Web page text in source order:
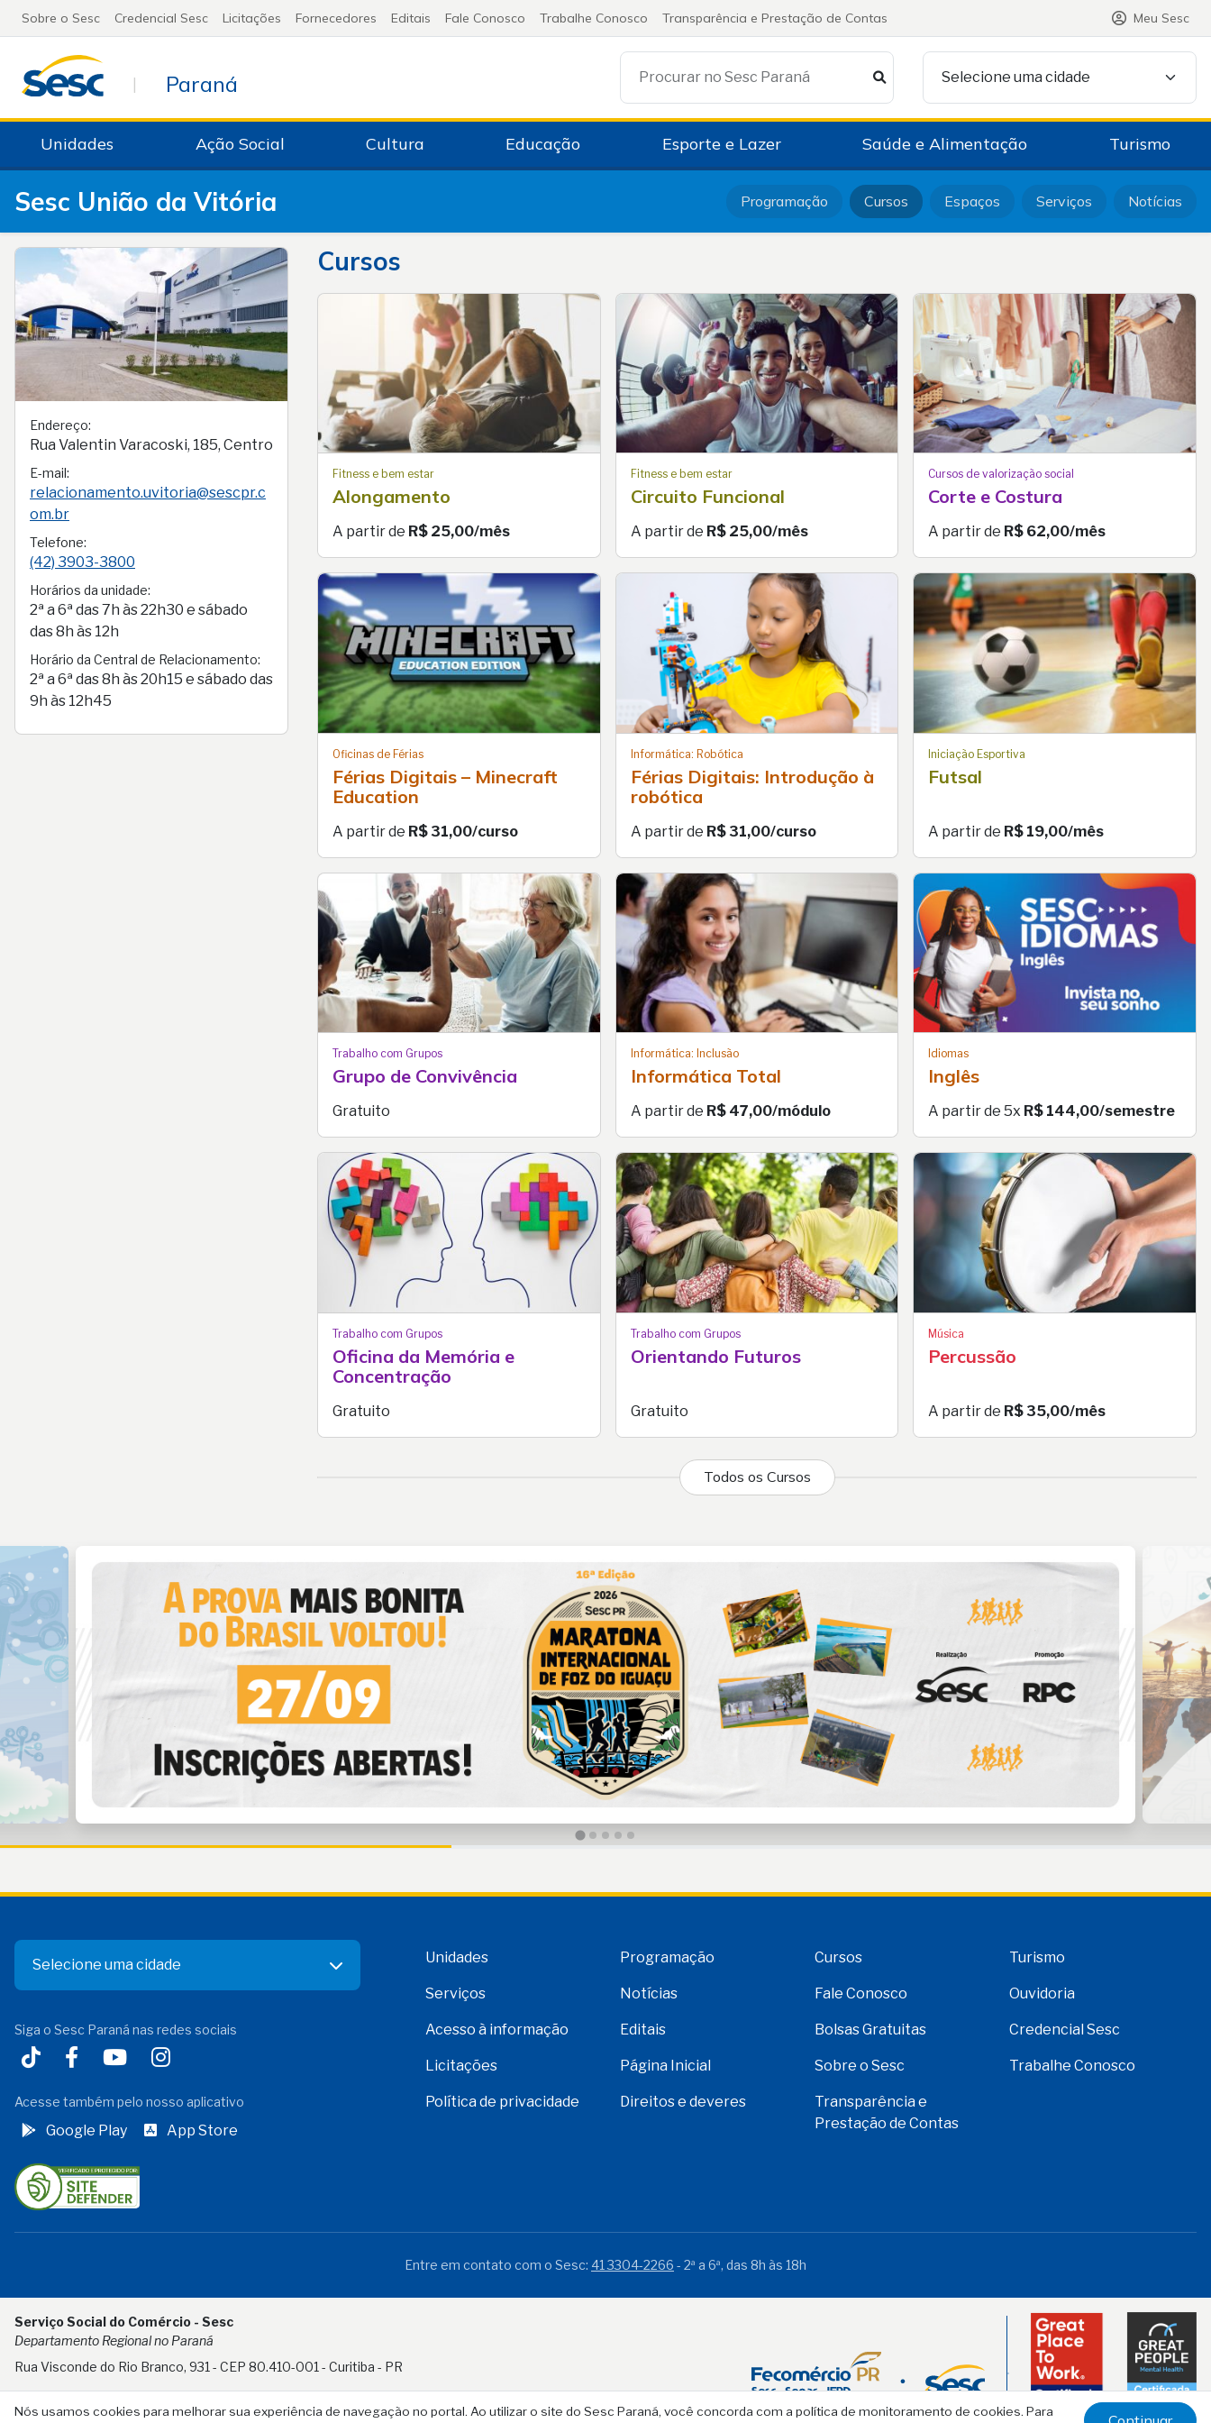
Nós usamos cookies para melhorar sua experiência de navegação no portal. Ao utilizar o site do Sesc Paraná, você concorda com a política de monitoramento de cookies. Para
Sobre o Sesc Credencial Sesc Licitações Fornecedores Editais Fale Conosco Trabalhe Conosco Transparência e Prestação de Contas Meu Sesc
Paraná Procurar no Sesc Paraná Selecione uma cidade
Unidades Ação Social Cultura Educação Esporte e Lazer Saúde e Alimentação Turismo
Sesc União da Vitória Programação Cursos Espaços Serviços Notícias
Cursos
Fitness e bem estar
Alongamento
A partir de R$ 25,00/mês
Fitness e bem estar
Circuito Funcional
A partir de R$ 25,00/mês
Cursos de valorização social
Corte e Costura
A partir de R$ 62,00/mês
Oficinas de Férias
Férias Digitais – Minecraft
Education
A partir de R$ 31,00/curso
Informática: Robótica
Férias Digitais: Introdução à
robótica
A partir de R$ 31,00/curso
Iniciação Esportiva
Futsal
A partir de R$ 19,00/mês
Trabalho com Grupos
Grupo de Convivência
Gratuito
Informática: Inclusão
Informática Total
A partir de R$ 47,00/módulo
Idiomas
Inglês
A partir de 5x R$ 144,00/semestre
Trabalho com Grupos
Oficina da Memória e
Concentração
Gratuito
Trabalho com Grupos
Orientando Futuros
Gratuito
Música
Percussão
A partir de R$ 35,00/mês
Todos os Cursos
Endereço:
Rua Valentin Varacoski, 185, Centro
E-mail:
relacionamento.uvitoria@sescpr.c
om.br
Telefone:
(42) 3903-3800
Horários da unidade:
2ª a 6ª das 7h às 22h30 e sábado
das 8h às 12h
Horário da Central de Relacionamento:
2ª a 6ª das 8h às 20h15 e sábado das
9h às 12h45
Selecione uma cidade
Siga o Sesc Paraná nas redes sociais
Acesse também pelo nosso aplicativo
Google Play App Store
Unidades Programação Cursos Turismo
Serviços Notícias Fale Conosco Ouvidoria
Acesso à informação Editais Bolsas Gratuitas Credencial Sesc
Licitações Página Inicial Sobre o Sesc Trabalhe Conosco
Política de privacidade Direitos e deveres
Transparência e
Prestação de Contas
Entre em contato com o Sesc: 41 3304-2266 - 2ª a 6ª, das 8h às 18h
Serviço Social do Comércio - Sesc
Departamento Regional no Paraná
Rua Visconde do Rio Branco, 931 - CEP 80.410-001 - Curitiba - PR